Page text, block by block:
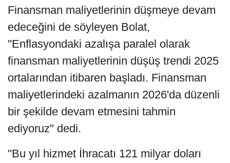
Finansman maliyetlerinin düşmeye devam
edeceğini de söyleyen Bolat,
''Enflasyondaki azalışa paralel olarak
finansman maliyetlerinin düşüş trendi 2025
ortalarından itibaren başladı. Finansman
maliyetlerindeki azalmanın 2026'da düzenli
bir şekilde devam etmesini tahmin
ediyoruz'' dedi.
''Bu yıl hizmet İhracatı 121 milyar doları